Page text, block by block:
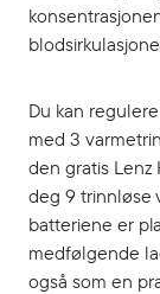
Du kan
med 3
den gratis Lenz
deg 9 trinnløse
batteriene er
medfølgende
også som en